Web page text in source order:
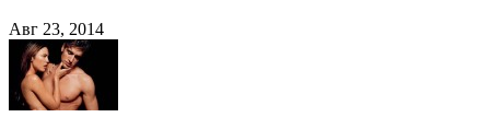
Авг 23, 2014